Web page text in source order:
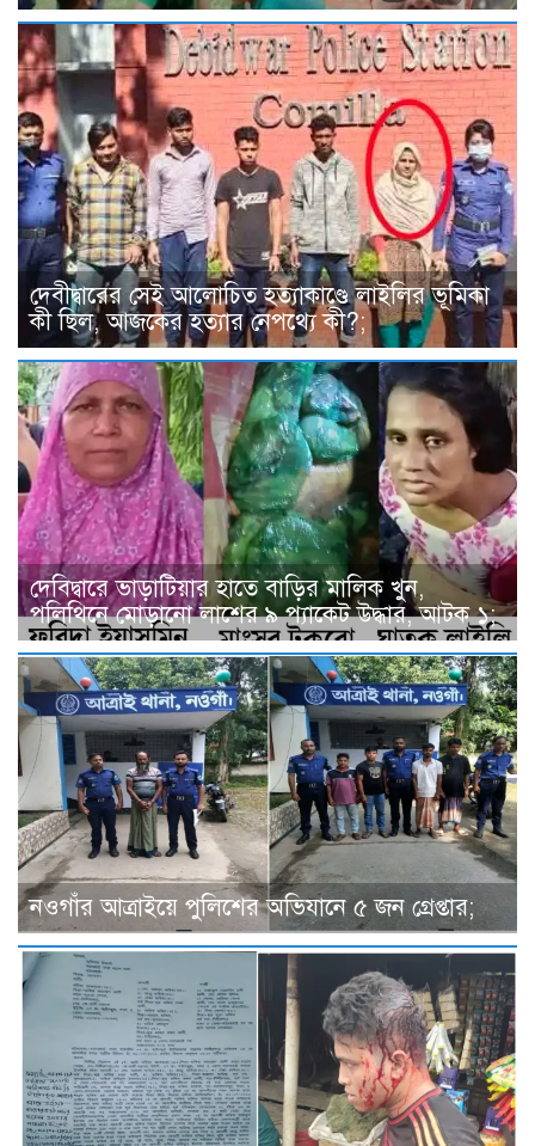
দেবীদ্বারের সেই আলোচিত হত্যাকাণ্ডে লাইলির ভূমিকা
কী ছিল, আজকের হত্যার নেপথ্যে কী?;
দেবিদ্বারে ভাড়াটিয়ার হাতে বাড়ির মালিক খুন,
পলিথিনে মোড়ানো লাশের ৯ প্যাকেট উদ্ধার, আটক ১;
নওগাঁর আত্রাইয়ে পুলিশের অভিযানে ৫ জন গ্রেপ্তার;